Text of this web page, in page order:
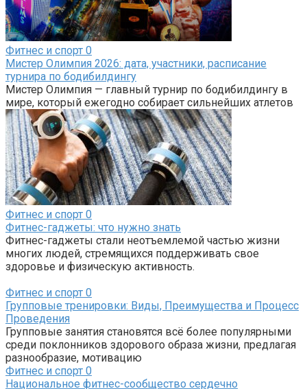
Фитнес и спорт 0
Мистер Олимпия 2026: дата, участники, расписание
турнира по бодибилдингу
Мистер Олимпия — главный турнир по бодибилдингу в
мире, который ежегодно собирает сильнейших атлетов
Фитнес и спорт 0
Фитнес-гаджеты: что нужно знать
Фитнес-гаджеты стали неотъемлемой частью жизни
многих людей, стремящихся поддерживать свое
здоровье и физическую активность.
Фитнес и спорт 0
Групповые тренировки: Виды, Преимущества и Процесс
Проведения
Групповые занятия становятся всё более популярными
среди поклонников здорового образа жизни, предлагая
разнообразие, мотивацию
Фитнес и спорт 0
Национальное фитнес-сообщество сердечно